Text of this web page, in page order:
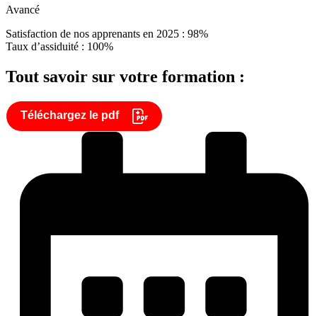
Avancé
Satisfaction de nos apprenants en 2025 : 98%
Taux d’assiduité : 100%
Tout savoir sur votre formation :
Téléchargez le pdf